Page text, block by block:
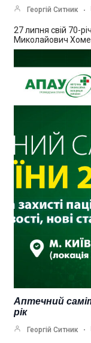
Георгій Ситник
27 липня свій 70-
Миколайович
Аптечний
рік
Георгій Ситник